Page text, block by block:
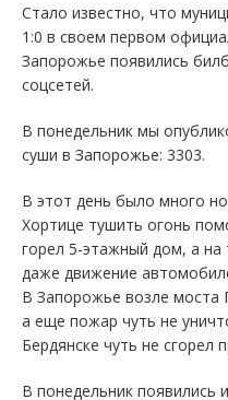
Стало известно, что
1:0 в своем первом
Запорожье появились
соцсетей.
В понедельник мы
суши в Запорожье: 3303.
В этот день было много
Хортице тушить огонь
горел 5-этажный дом, а на
даже движение
В Запорожье возле моста
а еще пожар чуть не
Бердянске чуть не сгорел
В понедельник появились